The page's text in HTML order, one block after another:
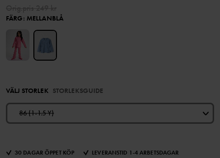
FÄRG: MELLANBLÅ
VÄLJ STORLEK STORLEKSGUIDE
86 (1-1.5 Y)
30 DAGAR ÖPPET KÖP
LEVERANSTID 1-4 ARBETSDAGAR